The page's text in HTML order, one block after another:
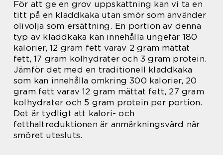
För att ge en grov uppskattning kan vi ta en
titt på en kladdkaka utan smör som använder
olivolja som ersättning. En portion av denna
typ av kladdkaka kan innehålla ungefär 180
kalorier, 12 gram fett varav 2 gram mättat
fett, 17 gram kolhydrater och 3 gram protein.
Jämför det med en traditionell kladdkaka
som kan innehålla omkring 300 kalorier, 20
gram fett varav 12 gram mättat fett, 27 gram
kolhydrater och 5 gram protein per portion.
Det är tydligt att kalori- och
fetthaltreduktionen är anmärkningsvärd när
smöret utesluts.